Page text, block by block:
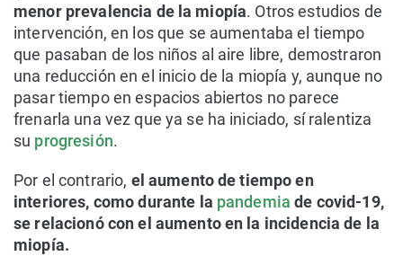
menor prevalencia de la miopía. Otros estudios de
intervención, en los que se aumentaba el tiempo
que pasaban de los niños al aire libre, demostraron
una reducción en el inicio de la miopía y, aunque no
pasar tiempo en espacios abiertos no parece
frenarla una vez que ya se ha iniciado, sí ralentiza
su progresión.
Por el contrario, el aumento de tiempo en
interiores, como durante la pandemia de covid-19,
se relacionó con el aumento en la incidencia de la
miopía.